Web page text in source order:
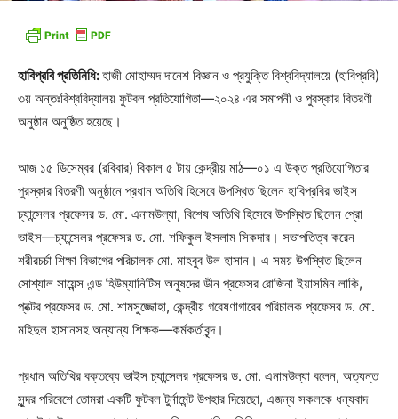
হাবিপ্রবি প্রতিনিধি:হাজী মোহাম্মদ দানেশ বিজ্ঞান ও প্রযুক্তি বিশ্ববিদ্যালয়ে (হাবিপ্রবি)
৩য় অন্তঃবিশ্ববিদ্যালয় ফুটবল প্রতিযোগিতা—২০২৪ এর সমাপনী ও পুরস্কার বিতরণী
অনুষ্ঠান অনুষ্ঠিত হয়েছে।
আজ ১৫ ডিসেম্বর (রবিবার) বিকাল ৫ টায় কেন্দ্রীয় মাঠ—০১ এ উক্ত প্রতিযোগিতার
পুরস্কার বিতরণী অনুষ্ঠানে প্রধান অতিথি হিসেবে উপস্থিত ছিলেন হাবিপ্রবির ভাইস
চ্যান্সেলর প্রফেসর ড. মো. এনামউল্যা, বিশেষ অতিথি হিসেবে উপস্থিত ছিলেন প্রো
ভাইস—চ্যান্সেলর প্রফেসর ড. মো. শফিকুল ইসলাম সিকদার। সভাপতিত্ব করেন
শরীরচর্চা শিক্ষা বিভাগের পরিচালক মো. মাহবুব উল হাসান। এ সময় উপস্থিত ছিলেন
সোশ্যাল সায়েন্স এন্ড হিউম্যানিটিস অনুষদের ডীন প্রফেসর রোজিনা ইয়াসমিন লাকি,
প্রক্টর প্রফেসর ড. মো. শামসুজ্জোহা, কেন্দ্রীয় গবেষণাগারের পরিচালক প্রফেসর ড. মো.
মহিদুল হাসানসহ অন্যান্য শিক্ষক—কর্মকর্তাবৃন্দ।
প্রধান অতিথির বক্তব্যে ভাইস চ্যান্সেলর প্রফেসর ড. মো. এনামউল্যা বলেন, অত্যন্ত
সুন্দর পরিবেশে তোমরা একটি ফুটবল টুর্নামেন্ট উপহার দিয়েছো, এজন্য সকলকে ধন্যবাদ